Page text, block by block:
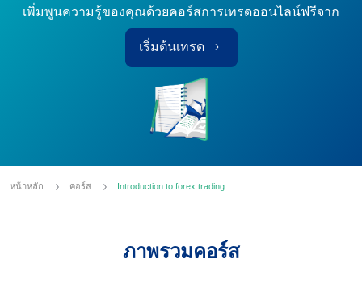
เพิ่มพูนความรู้ของคุณด้วยคอร์สการเทรดออนไลน์ฟรีจาก
เริ่มต้นเทรด
หน้าหลัก คอร์ส Introduction to forex trading
ภาพรวมคอร์ส